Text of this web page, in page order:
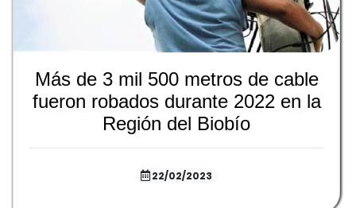
Más de 3 mil 500 metros de cable
fueron robados durante 2022 en la
Región del Biobío
22/02/2023